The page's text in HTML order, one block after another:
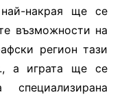
накрая ще се
възможности на
регион тази
, а играта ще се
специализирана